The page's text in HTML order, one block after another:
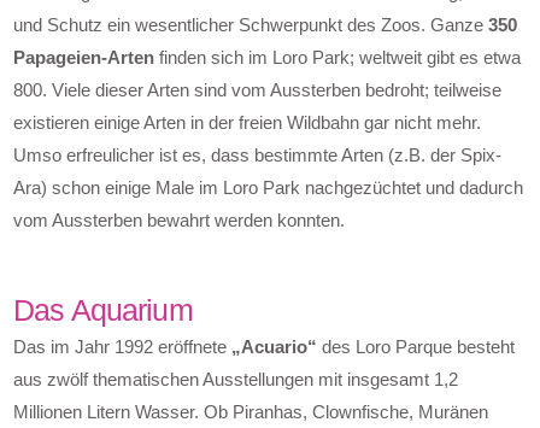
und Schutz ein wesentlicher Schwerpunkt des Zoos. Ganze350
Papageien-Arten finden sich im Loro Park; weltweit gibt es etwa
800. Viele dieser Arten sind vom Aussterben bedroht; teilweise
existieren einige Arten in der freien Wildbahn gar nicht mehr.
Umso erfreulicher ist es, dass bestimmte Arten (z.B. der Spix-
Ara) schon einige Male im Loro Park nachgezüchtet und dadurch
vom Aussterben bewahrt werden konnten.
Das Aquarium
Das im Jahr 1992 eröffnete „Acuario“ des Loro Parque besteht
aus zwölf thematischen Ausstellungen mit insgesamt 1,2
Millionen Litern Wasser. Ob Piranhas, Clownfische, Muränen